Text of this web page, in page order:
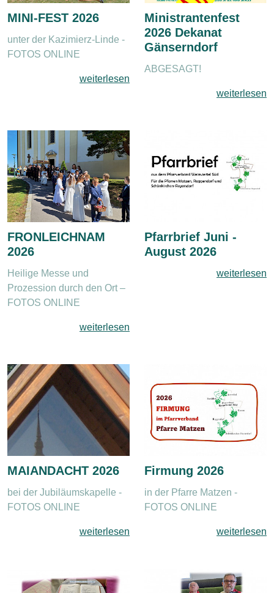
MINI-FEST 2026
unter der Kazimierz-Linde -
FOTOS ONLINE
weiterlesen
Ministrantenfest
2026 Dekanat
Gänserndorf
ABGESAGT!
weiterlesen
FRONLEICHNAM
2026
Heilige Messe und
Prozession durch den Ort –
FOTOS ONLINE
weiterlesen
Pfarrbrief Juni -
August 2026
weiterlesen
MAIANDACHT 2026
bei der Jubiläumskapelle -
FOTOS ONLINE
weiterlesen
Firmung 2026
in der Pfarre Matzen -
FOTOS ONLINE
weiterlesen